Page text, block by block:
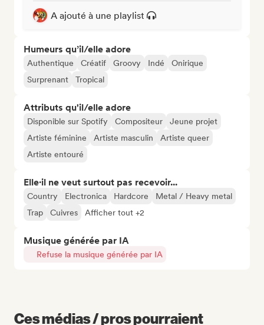
A ajouté à une playlist
Humeurs qu’il/elle adore
Authentique Créatif Groovy Indé
Onirique
Surprenant
Tropical
Attributs qu'il/elle adore
Disponible sur Spotify Compositeur
Jeune projet
Artiste féminine
Artiste masculin
Artiste queer
Artiste entouré
Elle·il ne veut surtout pas recevoir...
Country Electronica Hardcore
Metal / Heavy metal
Trap
Cuivres Afficher tout +2
Musique générée par IA
Refuse la musique générée par IA
Ces médias / pros pourraient